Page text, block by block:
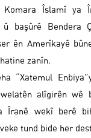
Komara Îslamî ya
başûrê Bendera
ên Amerîkayê
zanîn.
“Xatemul
alîgirên wê
Îranê wekî berê
tund bide her